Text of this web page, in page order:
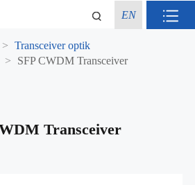
EN
Transceiver optik
SFP CWDM Transceiver
Transceiver